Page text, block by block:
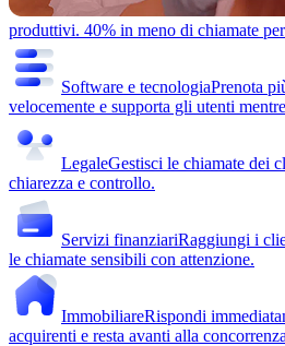
produttivi. 40% in meno di chiamate
Software e tecnologiaPrenota
velocemente e supporta gli utenti
LegaleGestisci le chiamate dei
chiarezza e controllo.
Servizi finanziariRaggiungi i
le chiamate sensibili con attenzione.
ImmobiliareRispondi
acquirenti e resta avanti alla